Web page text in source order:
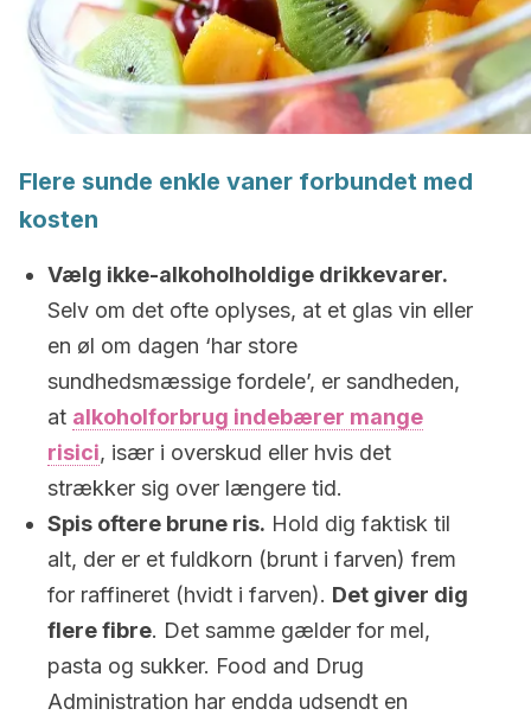
Flere sunde enkle vaner forbundet med
kosten
Vælg ikke-alkoholholdige drikkevarer.
Selv om det ofte oplyses, at et glas vin eller
en øl om dagen ‘har store
sundhedsmæssige fordele’, er sandheden,
at alkoholforbrug indebærer mange
risici, især i overskud eller hvis det
strækker sig over længere tid.
Spis oftere brune ris. Hold dig faktisk til
alt, der er et fuldkorn (brunt i farven) frem
for raffineret (hvidt i farven). Det giver dig
flere fibre. Det samme gælder for mel,
pasta og sukker. Food and Drug
Administration har endda udsendt en